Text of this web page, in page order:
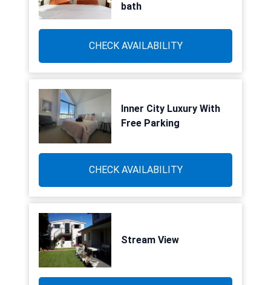
bath
CHECK AVAILABILITY
Inner City Luxury With
Free Parking
CHECK AVAILABILITY
Stream View